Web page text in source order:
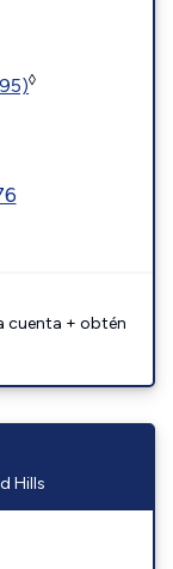
◊
cuenta + obtén
Hills